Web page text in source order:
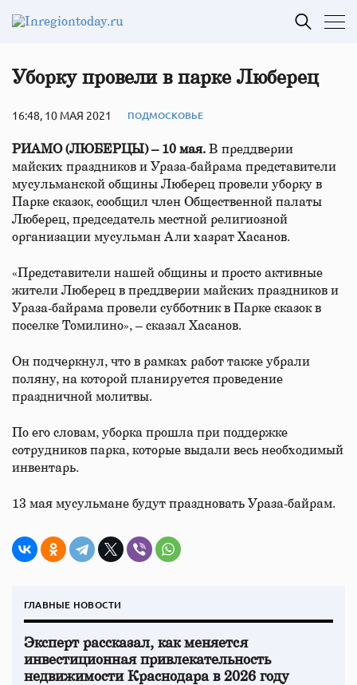
Уборку провели в парке Люберец
16:48, 10 МАЯ 2021 ПОДМОСКОВЬЕ
РИАМО (ЛЮБЕРЦЫ) – 10 мая. В преддверии
майских праздников и Ураза-байрама представители
мусульманской общины Люберец провели уборку в
Парке сказок, сообщил член Общественной палаты
Люберец, председатель местной религиозной
организации мусульман Али хазрат Хасанов.
«Представители нашей общины и просто активные
жители Люберец в преддверии майских праздников и
Ураза-байрама провели субботник в Парке сказок в
поселке Томилино», – сказал Хасанов.
Он подчеркнул, что в рамках работ также убрали
поляну, на которой планируется проведение
праздничной молитвы.
По его словам, уборка прошла при поддержке
сотрудников парка, которые выдали весь необходимый
инвентарь.
13 мая мусульмане будут праздновать Ураза-байрам.
ГЛАВНЫЕ НОВОСТИ
Эксперт рассказал, как меняется
инвестиционная привлекательность
недвижимости Краснодара в 2026 году